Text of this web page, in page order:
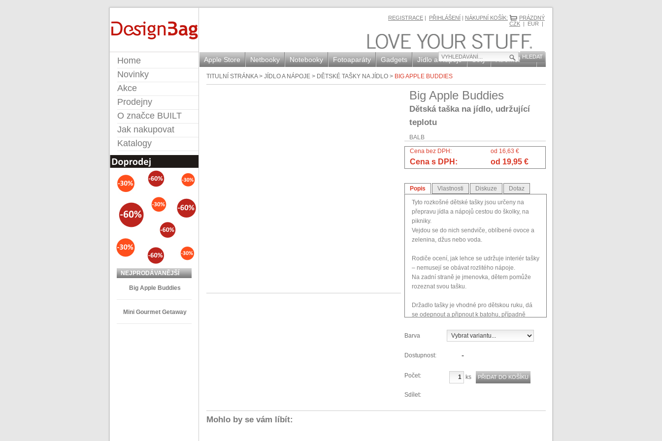
Apple Store Netbooky Notebooky Fotoaparáty Gadgets Jídlo a Nápoje Sety XtremeMac
TITULNÍ STRÁNKA> JÍDLO A NÁPOJE > DĚTSKÉ TAŠKY NA JÍDLO > BIG APPLE BUDDIES
Big Apple Buddies
Dětská taška na jídlo, udržující
teplotu
BALB
Cena bez DPH:
od 16,63 €
Cena s DPH: od 19,95 €
Popis Vlastnosti Diskuze
Dotaz
Tyto rozkošné dětské tašky jsou určeny na
přepravu jídla a nápojů cestou do školky, na
pikniky.
Vejdou se do nich sendviče, oblíbené ovoce a
zelenina, džus nebo voda.
Rodiče ocení, jak lehce se udržuje interiér tašky
– nemusejí se obávat rozlitého nápoje.
Na zadní straně je jmenovka, dětem pomůže
rozeznat svou tašku.
Držadlo tašky je vhodné pro dětskou ruku, dá
se odepnout a připnout k batohu, případně
Obědové tašky můžete opakovaně používat,
jsou testovány na přítomnost olova, ftalátů a
těžkých kovů. Testy splňují EU normy.
Barva
Dostupnost: -
Počet: ks
Sdílet:
Mohlo by se vám líbít:
Home
Novinky
Akce
Prodejny
O značce BUILT
Jak nakupovat
Katalogy
NEJPRODÁVANĚJŠÍ
Big Apple Buddies
Mini Gourmet Getaway
BUILT
| NÁKUPNÍ KOŠÍK: PRÁZDNÝ
REGISTRACE | PŘIHLÁŠENÍ
CZK | EUR |